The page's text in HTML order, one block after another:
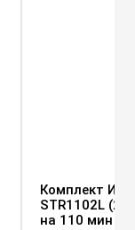
Комплект
STR1102L (2
на 110 мин